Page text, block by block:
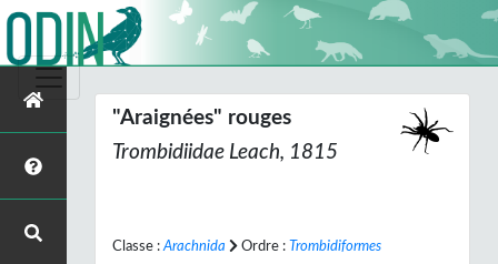
"Araignées" rouges
Trombidiidae Leach, 1815
Classe : Arachnida Ordre : Trombidiformes